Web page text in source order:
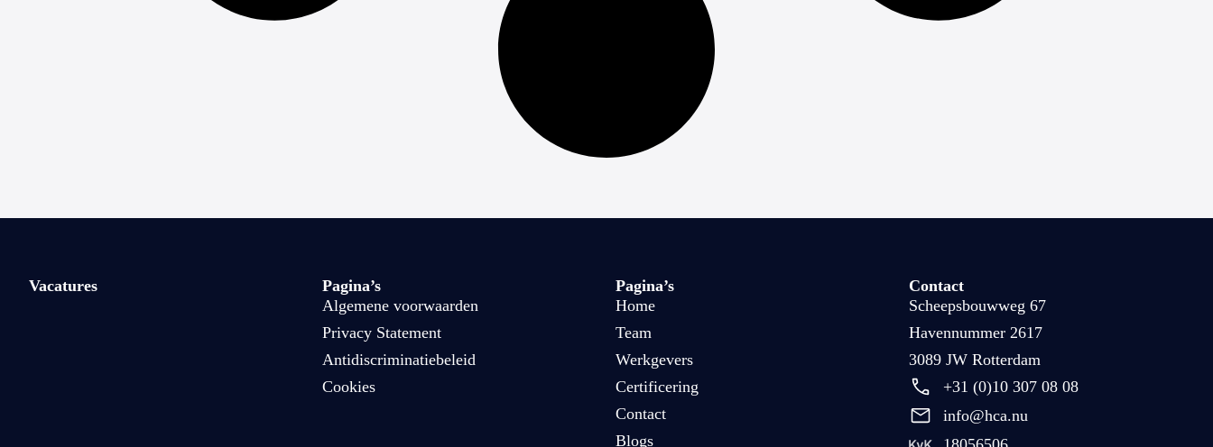
Vacatures
Pagina’s
Algemene voorwaarden
Privacy Statement
Antidiscriminatiebeleid
Cookies
Pagina’s
Home
Team
Werkgevers
Certificering
Contact
Blogs
Contact
Scheepsbouwweg 67
Havennummer 2617
3089 JW Rotterdam
+31 (0)10 307 08 08
info@hca.nu